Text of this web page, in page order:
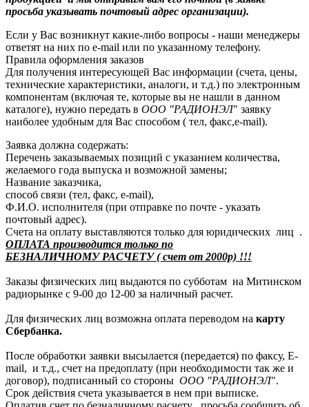
просьба указывать почтовый адрес организации).
Если у Вас возникнут какие-либо вопросы - наши менеджеры
ответят на них по e-mail или по указанному телефону.
Правила оформления заказов
Для получения интересующей Вас информации (счета, цены,
технические характеристики, аналоги, и т.д.) по электронным
компонентам (включая те, которые вы не нашли в данном
каталоге), нужно передать в ООО "РАДИОНЭЛ" заявку
наиболее удобным для Вас способом ( тел, факс,e-mail).
Заявка должна содержать:
Перечень заказываемых позиций с указанием количества,
желаемого года выпуска и возможной замены;
Название заказчика,
способ связи (тел, факс, e-mail),
Ф.И.О. исполнителя (при отправке по почте - указать
почтовый адрес).
Счета на оплату выставляются только для юридических лиц .
ОПЛАТА производится только по
БЕЗНАЛИЧНОМУ РАСЧЕТУ ( счет от 2000р) !!!
Заказы физических лиц выдаются по субботам на Митинском
радиорынке с 9-00 до 12-00 за наличный расчет.
Для физических лиц возможна оплата переводом на карту
Сбербанка.
После обработки заявки высылается (передается) по факсу, E-
mail, и т.д., счет на предоплату (при необходимости так же и
договор), подписанный со стороны ООО "РАДИОНЭЛ".
Срок действия счета указывается в нем при выписке.